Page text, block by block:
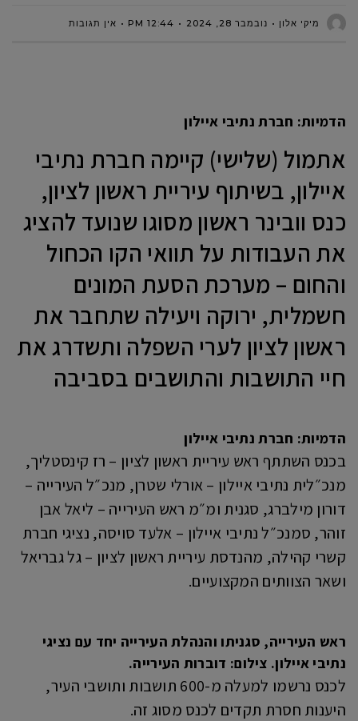
מיקי אלון נובמבר 28, 2024 12:44 PM אין תגובות
הדמיות: חברת נתיבי איילון
אתמול (שלישי) קיימה חברת נתיבי
איילון, בשיתוף עיריית ראשון לציון,
כנס וובינר ראשון מסוגו שנועד להציג
את העבודות על תוואי הקו הכחול
והחום – מערכת הסעת המונים
חשמלית, ירוקה ויעילה שתחבר את
ראשון לציון לערי השפלה ותשדרג את
חיי התושבות והתושבים בסביבה
הדמיות: חברת נתיבי איילון
בכנס השתתף ראש עיריית ראשון לציון – רז קינסטליך,
מנכ״לית נתיבי איילון – אורלי שטרן, מנכ״ל העירייה –
דורון מילברג, סגנית ומ״מ ראש העירייה – ליאל אבן
זוהר, סמנכ״ל נתיבי איילון – אלעד סויסה, נציגי חברת
קשרי קהילה, מהנדסת עיריית ראשון לציון – גל גבריאל
ושאר הצוותים המקצועיים.
ראש העירייה, סגניתו והנהלת העירייה יחד עם נציגי
נתיבי איילון. צילום: דוברות העירייה.
לכנס נרשמו למעלה מ-600 תושבות ותושבי העיר,
היענות חסרת תקדים לכנס מסוג זה.